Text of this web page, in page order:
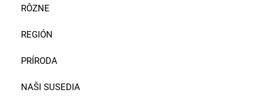
RÔZNE
REGIÓN
PRÍRODA
NAŠI SUSEDIA